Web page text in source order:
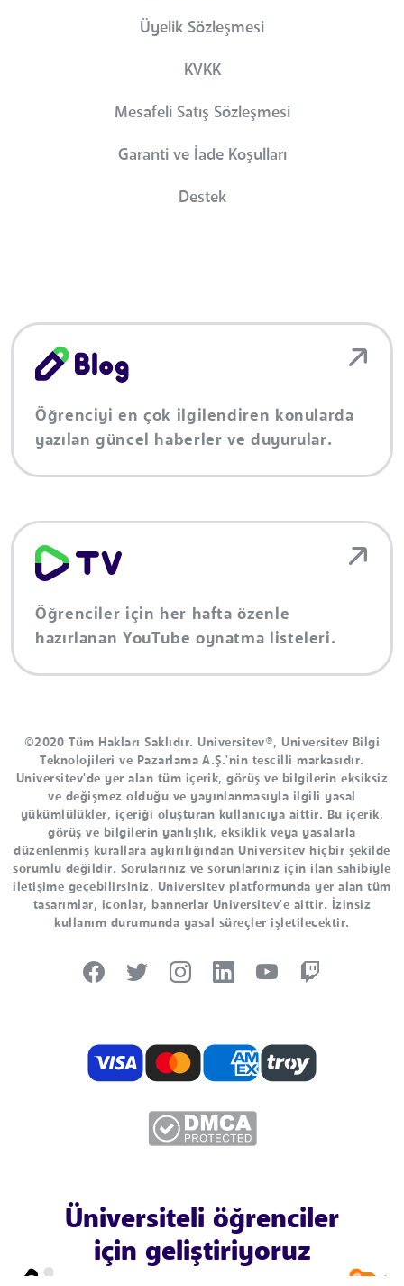
Üyelik Sözleşmesi
KVKK
Mesafeli Satış Sözleşmesi
Garanti ve İade Koşulları
Destek
Öğrenciyi en çok ilgilendiren konularda
yazılan güncel haberler ve duyurular.
Öğrenciler için her hafta özenle
hazırlanan YouTube oynatma listeleri.
©2020 Tüm Hakları Saklıdır. Universitev®, Universitev Bilgi
Teknolojileri ve Pazarlama A.Ş.'nin tescilli markasıdır.
Universitev'de yer alan tüm içerik, görüş ve bilgilerin eksiksiz
ve değişmez olduğu ve yayınlanmasıyla ilgili yasal
yükümlülükler, içeriği oluşturan kullanıcıya aittir. Bu içerik,
görüş ve bilgilerin yanlışlık, eksiklik veya yasalarla
düzenlenmiş kurallara aykırılığından Universitev hiçbir şekilde
sorumlu değildir. Sorularınız ve sorunlarınız için ilan sahibiyle
iletişime geçebilirsiniz. Universitev platformunda yer alan tüm
tasarımlar, iconlar, bannerlar Universitev'e aittir. İzinsiz
kullanım durumunda yasal süreçler işletilecektir.
Üniversiteli öğrenciler
için geliştiriyoruz